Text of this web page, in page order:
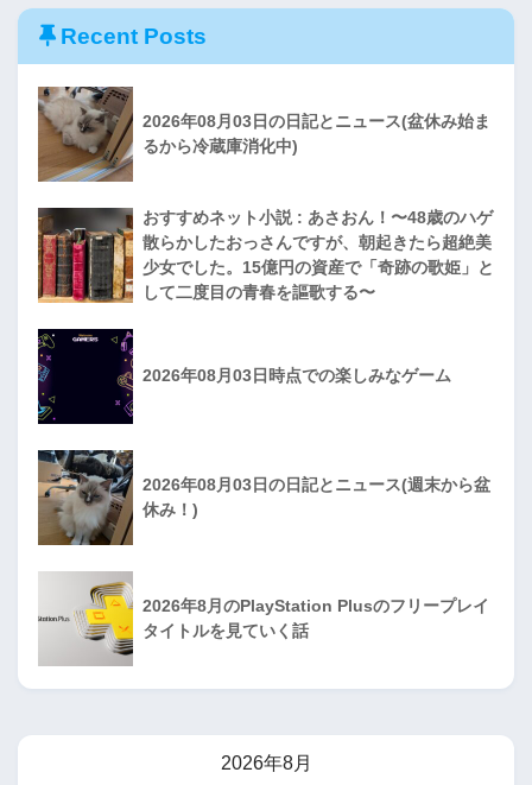
Recent Posts
2026年08月03日の日記とニュース(盆休み始ま
るから冷蔵庫消化中)
おすすめネット小説 : あさおん！〜48歳のハゲ
散らかしたおっさんですが、朝起きたら超絶美
少女でした。15億円の資産で「奇跡の歌姫」と
して二度目の青春を謳歌する〜
2026年08月03日時点での楽しみなゲーム
2026年08月03日の日記とニュース(週末から盆
休み！)
2026年8月のPlayStation Plusのフリープレイ
タイトルを見ていく話
2026年8月